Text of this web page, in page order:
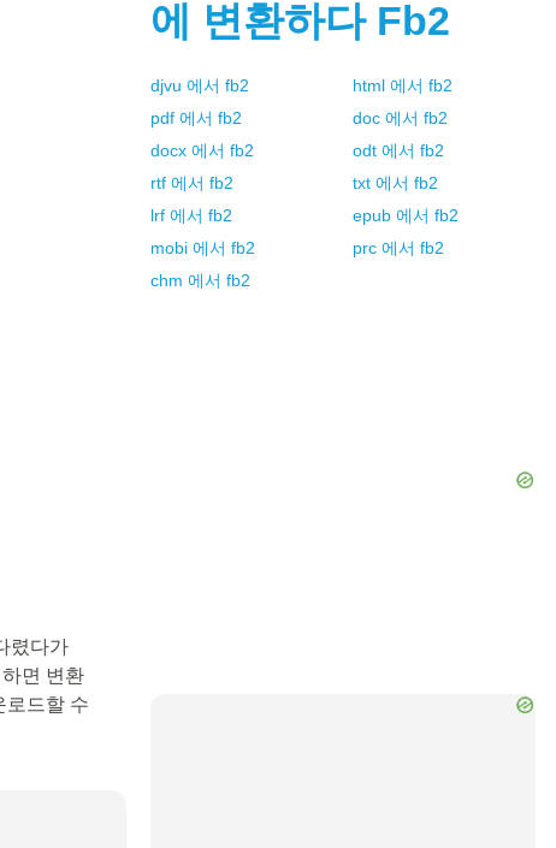
렸다가
면 변환
로드할 수
에 변환하다 Fb2
djvu 에서 fb2 html 에서 fb2
pdf 에서 fb2 doc 에서 fb2
docx 에서 fb2 odt 에서 fb2
rtf 에서 fb2 txt 에서 fb2
lrf 에서 fb2 epub 에서 fb2
mobi 에서 fb2 prc 에서 fb2
chm 에서 fb2